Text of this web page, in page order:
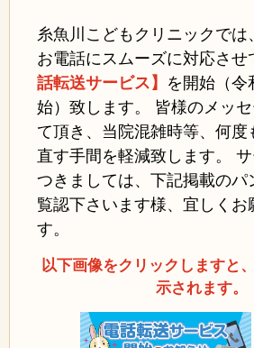
糸魚川こどもクリニックでは
お電話にスムーズに対応させ
話転送サービス】 を開始（令
始）致します。 皆様のメッ
て頂き、当院混雑時等、何度
直す手間を軽減致します。
つきましては、下記掲載のパ
覧認下さいます様、宜しくお
す。
以下画像をクリックしますと
示されます。